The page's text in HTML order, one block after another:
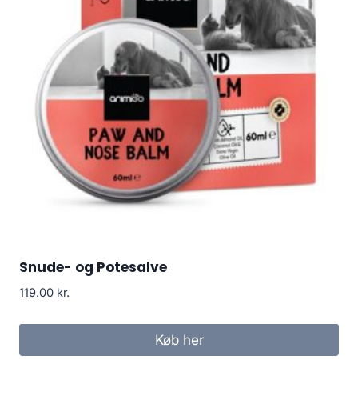
Snude- og Potesalve
119.00 kr.
Køb her